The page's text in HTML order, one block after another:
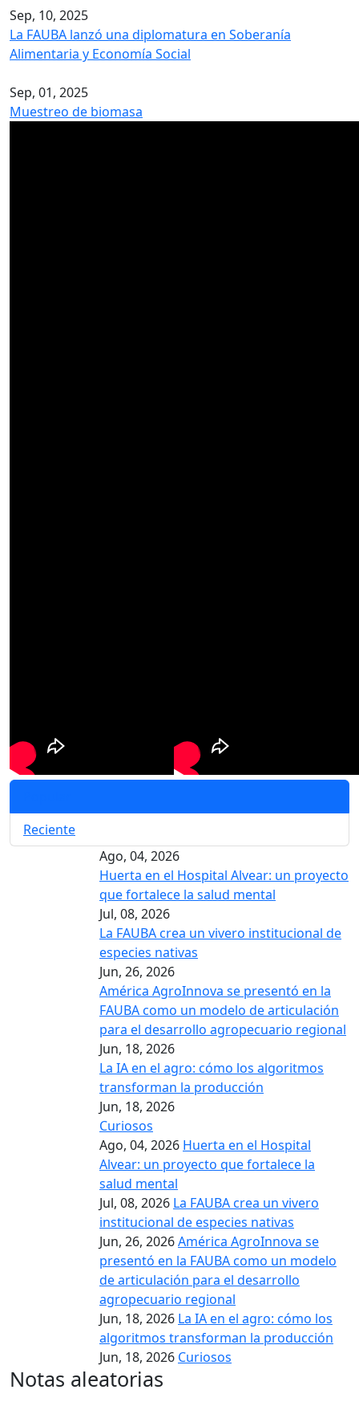
Sep, 10, 2025
La FAUBA lanzó una diplomatura en Soberanía
Alimentaria y Economía Social
Sep, 01, 2025
Muestreo de biomasa
Reciente
Ago, 04, 2026
Huerta en el Hospital Alvear: un proyecto
que fortalece la salud mental
Jul, 08, 2026
La FAUBA crea un vivero institucional de
especies nativas
Jun, 26, 2026
América AgroInnova se presentó en la
FAUBA como un modelo de articulación
para el desarrollo agropecuario regional
Jun, 18, 2026
La IA en el agro: cómo los algoritmos
transforman la producción
Jun, 18, 2026
Curiosos
Ago, 04, 2026 Huerta en el Hospital
Alvear: un proyecto que fortalece la
salud mental
Jul, 08, 2026 La FAUBA crea un vivero
institucional de especies nativas
Jun, 26, 2026América AgroInnova se
presentó en la FAUBA como un modelo
de articulación para el desarrollo
agropecuario regional
Jun, 18, 2026 La IA en el agro: cómo los
algoritmos transforman la producción
Jun, 18, 2026 Curiosos
Notas aleatorias